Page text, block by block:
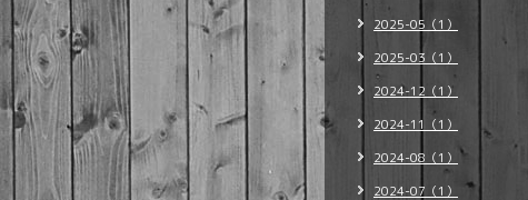
2025-05（1）
2025-03（1）
2024-12（1）
2024-11（1）
2024-08（1）
2024-07（1）